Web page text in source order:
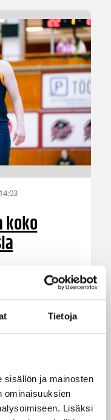
Tietoja
sisällön ja mainosten
ominaisuuksien
Lisäksi
koko
2026-
kaudelle ovat
Torpan Pojat,
sekä Namika